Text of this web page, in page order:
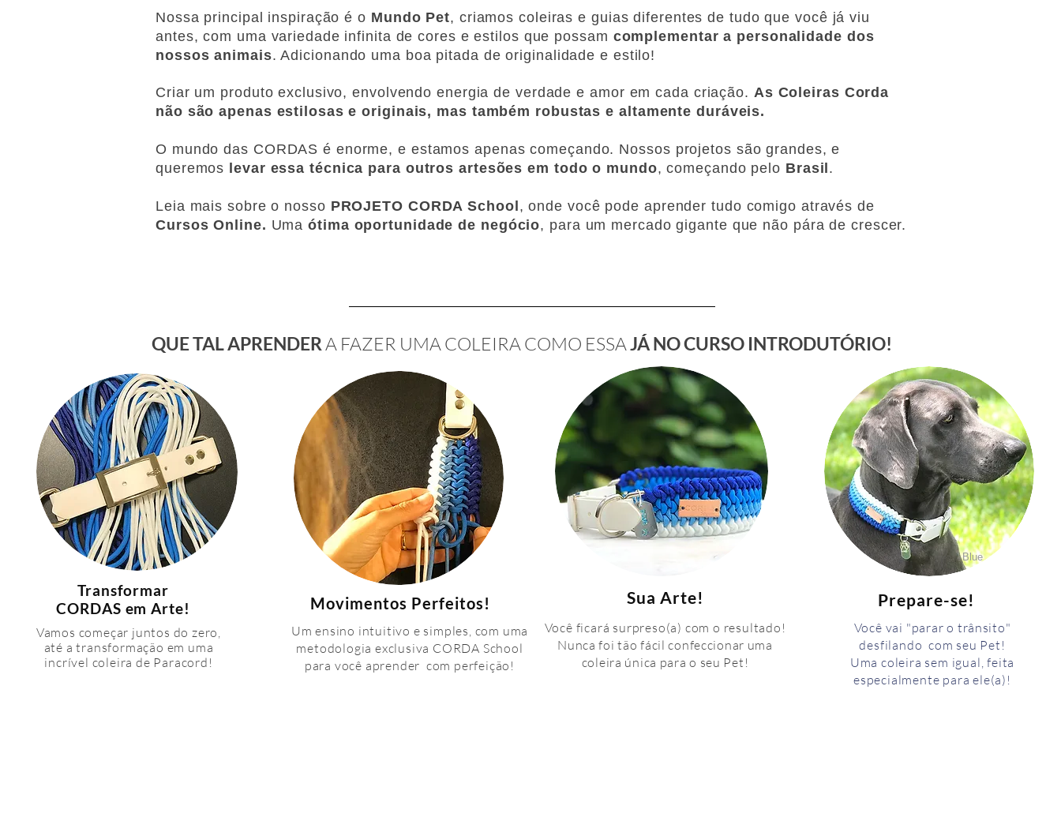
Nossa principal inspiração é o Mundo Pet, criamos coleiras e guias diferentes de tudo que você já viu
antes, com uma variedade infinita de cores e estilos que possam complementar a personalidade dos
nossos animais.Adicionando uma boa pitada de originalidade e estilo!
Criar um produto exclusivo, envolvendo energia de verdade e amor em cada criação. As Coleiras Corda
não são apenas estilosas e originais, mas também robustas e altamente duráveis.
O mundo das CORDAS é enorme, e estamos apenas começando. Nossos projetos são grandes, e
queremos
levar essa técnica para outros artesões em todo o mundo, começando pelo Brasil .
Leia mais sobre o nosso PROJETO CORDA School , onde você pode aprender tudo comigo através de
Cursos Online. Uma ótima oportunidade de negócio, para um mercado gigante que não pára de crescer.
QUE TAL APRENDERA FAZER UMA COLEIRA COMO ESSAJÁ NO CURSO INTRODUTÓRIO!
Transformar
CORDAS em Arte!
Vamos começar juntos do zero,
até a transformação em uma
incrível coleira de Paracord!
Movimentos Perfeitos!
Um ensino intuitivo e simples, com uma
metodologia exclusiva CORDA School
para você aprender com perfeição!
Sua Arte!
Você ficará surpreso(a) com o resultado!
Nunca foi tão fácil confeccionar uma
coleira única para o seu Pet!
Blue
Prepare-se!
Você vai "parar o trânsito"
desfilando com seu Pet!
Uma coleira sem igual, feita
especialmente para ele(a)!